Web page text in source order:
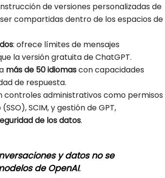
de versiones personalizadas de
compartidas dentro de los espacios de
: ofrece límites de mensajes
la versión gratuita de ChatGPT.
más de 50 idiomascon capacidades
de respuesta.
controles administrativos como permisos
SCIM, y gestión de GPT,
de los datos.
y datos no se
de OpenAI.